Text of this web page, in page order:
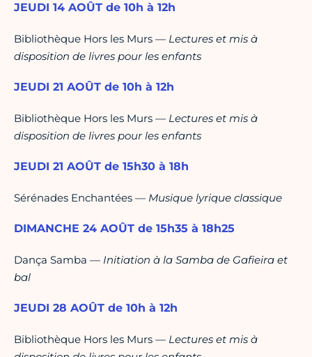
JEUDI 14 AOÛT de 10h à 12h
Bibliothèque Hors les Murs — Lectures et mis à
disposition de livres pour les enfants
JEUDI 21 AOÛT de 10h à 12h
Bibliothèque Hors les Murs — Lectures et mis à
disposition de livres pour les enfants
JEUDI 21 AOÛT de 15h30 à 18h
Sérénades Enchantées — Musique lyrique classique
DIMANCHE 24 AOÛT de 15h35 à 18h25
Dança Samba — Initiation à la Samba de Gafieira et
bal
JEUDI 28 AOÛT de 10h à 12h
Bibliothèque Hors les Murs — Lectures et mis à